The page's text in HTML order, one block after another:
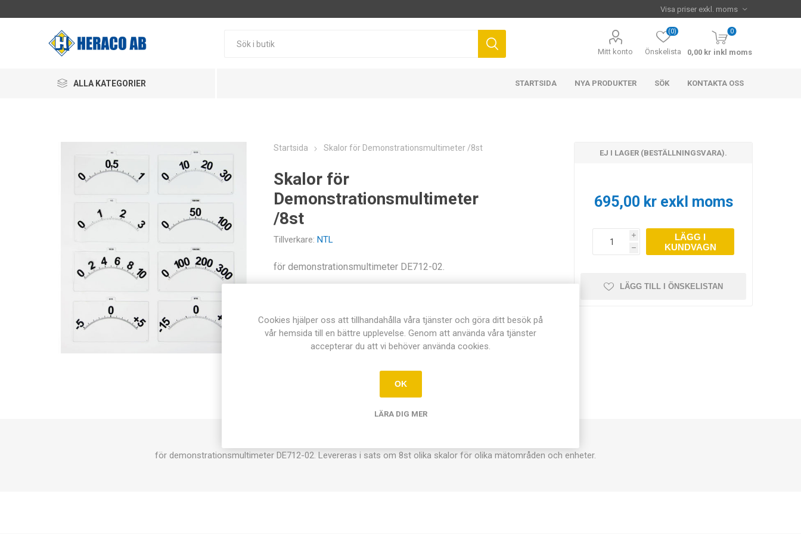
Mitt konto Önskelista
(0) 0
0,00 kr inkl moms
ALLA KATEGORIER STARTSIDA NYA PRODUKTER SÖK KONTAKTA OSS
Startsida Skalor för Demonstrationsmultimeter /8st
Skalor för
Demonstrationsmultimeter
/8st
Tillverkare: NTL
för demonstrationsmultimeter DE712-02.
Dela:
EJ I LAGER (BESTÄLLNINGSVARA).
695,00 kr exkl moms
i
h
LÄGG I
KUNDVAGN
LÄGG TILL I ÖNSKELISTAN
för demonstrationsmultimeter DE712-02. Levereras i sats om 8st olika skalor för olika mätområden och enheter.
Cookies hjälper oss att tillhandahålla våra tjänster och göra ditt besök på
vår hemsida till en bättre upplevelse. Genom att använda våra tjänster
accepterar du att vi behöver använda cookies.
OK
LÄRA DIG MER